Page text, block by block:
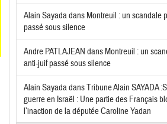
Alain Sayadadans Montreuil : un scandale
passé sous silence
Andre PATLAJEAN dans Montreuil : un
anti-juif passé sous silence
Alain SayadadansTribune Alain SAYADA
guerre en Israël : Une partie des Français
l’inaction de la députée Caroline Yadan